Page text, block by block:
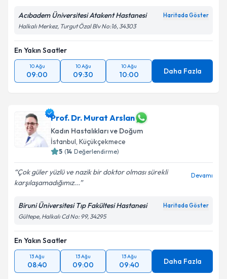
Acıbadem Üniversitesi Atakent Hastanesi Haritada Göster
Halkalı Merkez, Turgut Özal Blv No:16, 34303
En Yakın Saatler
10 Ağu
09:00
10 Ağu
09:30
10 Ağu
10:00 Daha Fazla
Prof. Dr. Murat Arslan
Kadın Hastalıkları ve Doğum
İstanbul, Küçükçekmece
5 (14 Değerlendirme)
Çok güler yüzlü ve nazik bir doktor olması sürekli
karşılaşamadığımız...
Devamı
Biruni Üniversitesi Tıp Fakültesi Hastanesi Haritada Göster
Gültepe, Halkalı Cd No: 99, 34295
En Yakın Saatler
13 Ağu
08:40
13 Ağu
09:00
13 Ağu
09:40 Daha Fazla